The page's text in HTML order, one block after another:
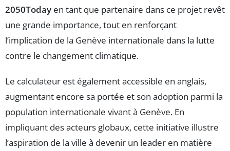
2050Today en tant que partenaire dans ce projet revêt
une grande importance, tout en renforçant
l’implication de la Genève internationale dans la lutte
contre le changement climatique.
Le calculateur est également accessible en anglais,
augmentant encore sa portée et son adoption parmi la
population internationale vivant à Genève. En
impliquant des acteurs globaux, cette initiative illustre
l’aspiration de la ville à devenir un leader en matière